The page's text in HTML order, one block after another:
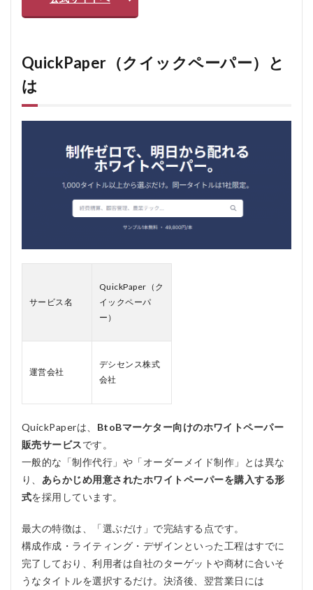
定
QuickPaper（ク
イックペーパ
ー）の料金は？
3.3
追加
いて
QuickPaper（ク
ト、デメリット
ット
4.2
デメ
リッ
ト
QuickPaper（ク
ー）をおすすめ
する人おすすめ
しない人
QuickPaper（クイックペーパー）と
は
サービス名
QuickPaper（ク
イックペーパ
ー）
運営会社
デシセンス株式
会社
QuickPaperは、 BtoBマーケター向けのホワイトペーパー
販売サービスです。
一般的な「制作代行」や「オーダーメイド制作」とは異な
り、 あらかじめ用意されたホワイトペーパーを購入する形
式を採用しています。
最大の特徴は、「選ぶだけ」で完結する点です。
構成作成・ライティング・デザインといった工程はすでに
完了しており、利用者は自社のターゲットや商材に合いそ
うなタイトルを選択するだけ。決済後、翌営業日には